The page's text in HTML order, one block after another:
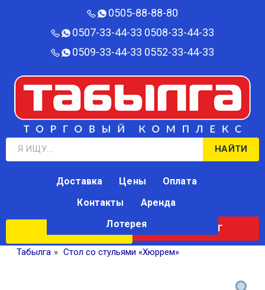
0505-88-88-80‬
0507-33-44-33 0508-33-44-33
0509-33-44-33 0552-33-44-33
НАЙТИ
КАТАЛОГ
Доставка Цены
Оплата
Контакты
Аренда
Лотерея
Табылга » Стол со стульями «Хюррем»